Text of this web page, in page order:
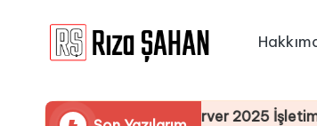
content
ı
Bilgi
Windows Server 2025 İşletim Sistemi